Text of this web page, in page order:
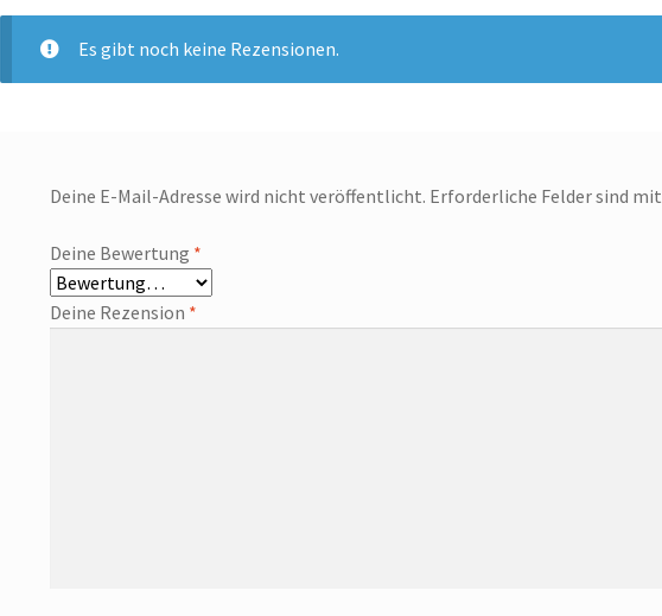
Es gibt noch keine Rezensionen.
Deine E-Mail-Adresse wird nicht veröffentlicht. Erforderliche Felder sind mit
Deine Bewertung *
Deine Rezension *